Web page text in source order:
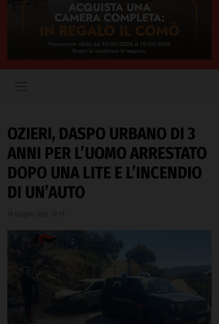
OZIERI, DASPO URBANO DI 3
ANNI PER L’UOMO ARRESTATO
DOPO UNA LITE E L’INCENDIO
DI UN’AUTO